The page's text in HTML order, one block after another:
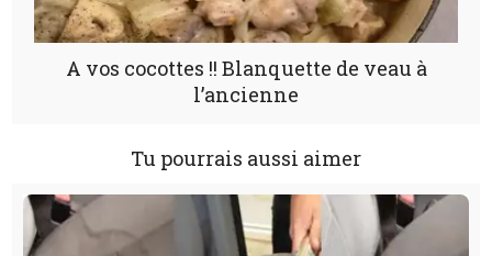
A vos cocottes !! Blanquette de veau à
l’ancienne
Tu pourrais aussi aimer